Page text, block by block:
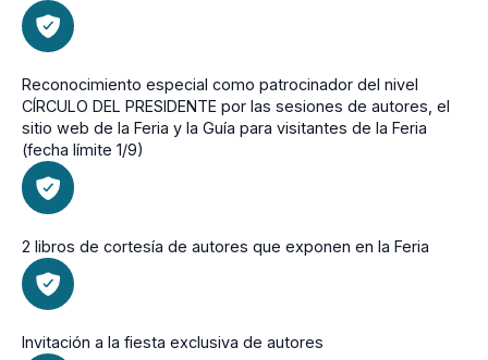
Reconocimiento especial como patrocinador del nivel
CÍRCULO DEL PRESIDENTE por las sesiones de autores, el
sitio web de la Feria y la Guía para visitantes de la Feria
(fecha límite 1/9)
2 libros de cortesía de autores que exponen en la Feria
Invitación a la fiesta exclusiva de autores